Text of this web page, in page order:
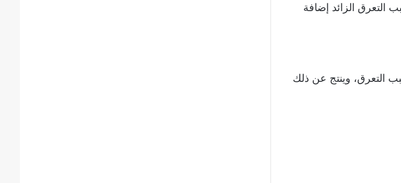
التعرق الزائد إضافة
التعرق، وينتج عن ذلك